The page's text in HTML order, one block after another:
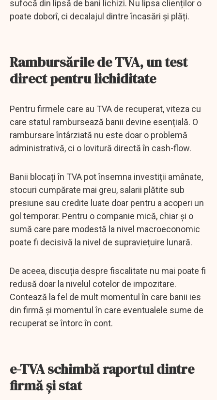
sufocă din lipsă de bani lichizi. Nu lipsa clienților o
poate doborî, ci decalajul dintre încasări și plăți.
Rambursările de TVA, un test
direct pentru lichiditate
Pentru firmele care au TVA de recuperat, viteza cu
care statul rambursează banii devine esențială. O
rambursare întârziată nu este doar o problemă
administrativă, ci o lovitură directă în cash-flow.
Banii blocați în TVA pot însemna investiții amânate,
stocuri cumpărate mai greu, salarii plătite sub
presiune sau credite luate doar pentru a acoperi un
gol temporar. Pentru o companie mică, chiar și o
sumă care pare modestă la nivel macroeconomic
poate fi decisivă la nivel de supraviețuire lunară.
De aceea, discuția despre fiscalitate nu mai poate fi
redusă doar la nivelul cotelor de impozitare.
Contează la fel de mult momentul în care banii ies
din firmă și momentul în care eventualele sume de
recuperat se întorc în cont.
e-TVA schimbă raportul dintre
firmă și stat